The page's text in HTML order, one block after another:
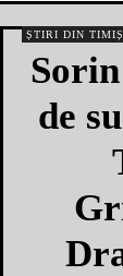
ȘTIRI DIN TIMIȘ
de